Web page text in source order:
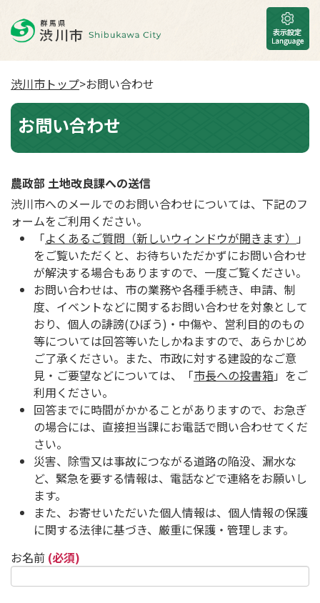
渋川市トップ>お問い合わせ
お問い合わせ
農政部 土地改良課への送信
渋川市へのメールでのお問い合わせについては、下記のフ
ォームをご利用ください。
「よくあるご質問（新しいウィンドウが開きます）
」
をご覧いただくと、お待ちいただかずにお問い合わせ
が解決する場合もありますので、一度ご覧ください。
お問い合わせは、市の業務や各種手続き、申請、制
度、イベントなどに関するお問い合わせを対象として
おり、個人の誹謗(ひぼう)・中傷や、営利目的のもの
等については回答等いたしかねますので、あらかじめ
ご了承ください。また、市政に対する建設的なご意
見・ご要望などについては、「市長への投書箱」をご
利用ください。
回答までに時間がかかることがありますので、お急ぎ
の場合には、直接担当課にお電話で問い合わせてくだ
さい。
災害、除雪又は事故につながる道路の陥没、漏水な
ど、緊急を要する情報は、電話などで連絡をお願いし
ます。
また、お寄せいただいた個人情報は、個人情報の保護
に関する法律に基づき、厳重に保護・管理します。
お名前 (必須)